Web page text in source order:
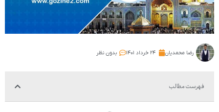
رضا محمدیان ۲۴ خرداد ۱۴۰۱ بدون نظر
فهرست مطالب